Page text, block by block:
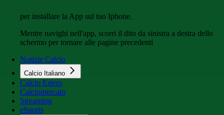
per installare la App sul tuo Iphone.
Mentre navighi nell'app, scorri il dito da sinistra a destra dello
schermo per tornare alle pagine precedenti
Notizie Calcio
Calcio Italiano
Calcio Estero
Calciomercato
Streaming
eSports